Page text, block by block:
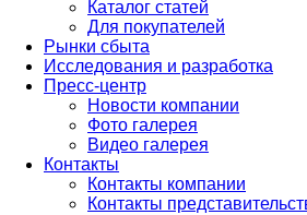
Каталог статей
Для покупателей
Рынки сбыта
Исследования и разработка
Пресс-центр
Новости компании
Фото галерея
Видео галерея
Контакты
Контакты компании
Контакты